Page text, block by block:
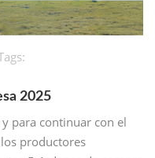
2025
para continuar con el
productores